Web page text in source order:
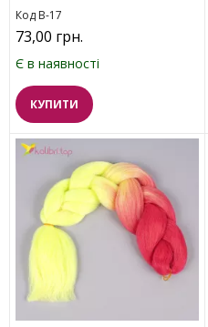
Код B-17
73,00 грн.
Є в наявності
КУПИТИ